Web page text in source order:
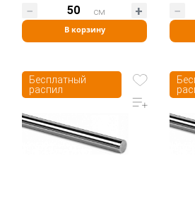
В корзину
см
Бесплатный
распил